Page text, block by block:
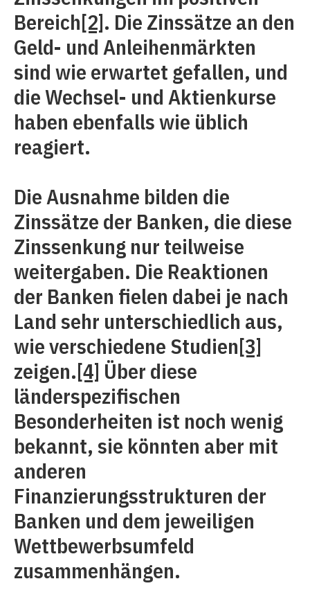
Bereich[2]. Die Zinssätze an den
Geld- und Anleihenmärkten
sind wie erwartet gefallen, und
die Wechsel- und Aktienkurse
haben ebenfalls wie üblich
reagiert.
Die Ausnahme bilden die
Zinssätze der Banken, die diese
Zinssenkung nur teilweise
weitergaben. Die Reaktionen
der Banken fielen dabei je nach
Land sehr unterschiedlich aus,
wie verschiedene Studien[3]
zeigen.[4] Über diese
länderspezifischen
Besonderheiten ist noch wenig
bekannt, sie könnten aber mit
anderen
Finanzierungsstrukturen der
Banken und dem jeweiligen
Wettbewerbsumfeld
zusammenhängen.